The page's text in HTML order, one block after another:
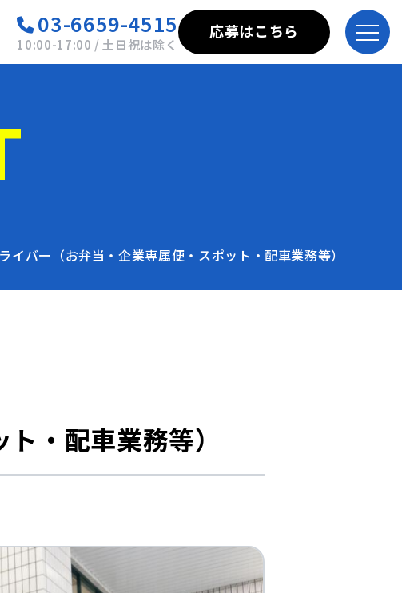
03-6659-4515
10:00-17:00 / 土日祝は除く
応募はこちら
イバー（お弁当・企業専属便・スポット・配車業務等）
・配車業務等）